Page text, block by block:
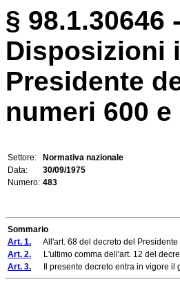
§ 98.1.30646
Disposizioni
Presidente
numeri 600 e
Settore:
Normativa nazionale
Data:
30/09/1975
Numero: 483
Sommario
Art. 1. All'art. 68 del decreto del Presidente
Art. 2. L'ultimo comma dell'art. 12 del
Art. 3. Il presente decreto entra in vigore il